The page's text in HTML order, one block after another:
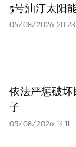
5号油汀太阳
05/08/2026 20:23
依法严惩破
子
05/08/2026 14:11